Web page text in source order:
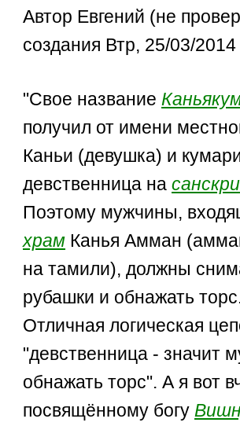
Автор Евгений (не
создания Втр, 25/03/
"Свое название
получил от имени
Каньи (девушка) и
девственница на
Поэтому мужчины,
храм Канья Амман
на тамили), должны
рубашки и обнажать
Отличная логическая
"девственница - значит
обнажать торс". А я вот
посвящённому богу